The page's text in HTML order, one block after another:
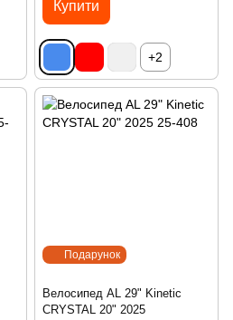
Купити
+2
Подарунок
Велосипед AL 29" Kinetic
CRYSTAL 20" 2025